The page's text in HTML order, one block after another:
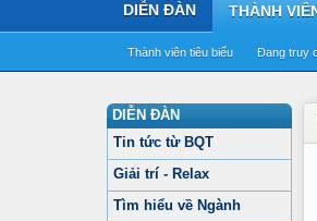
DIỄN ĐÀN THÀNH
Thành viên tiêu biểu Đang truy
DIỄN ĐÀN
Tin tức từ BQT
Giải trí - Relax
Tìm hiểu về Ngành